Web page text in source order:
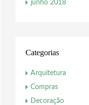
junho 2018
Categorias
Arquitetura
Compras
Decoração